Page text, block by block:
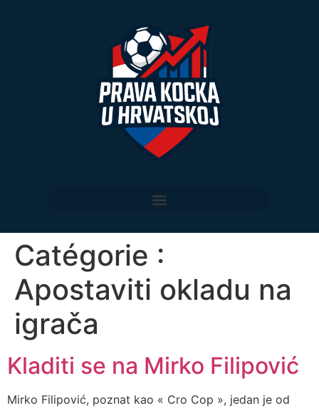
Catégorie :
Apostaviti okladu na
igrača
Kladiti se na Mirko Filipović
Mirko Filipović, poznat kao « Cro Cop », jedan je od